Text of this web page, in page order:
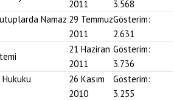
2011
3.568
Namaz 29 Temmuz
2011
Gösterim:
2.631
21 Haziran
2011
Gösterim:
3.736
26 Kasım
2010
Gösterim:
3.255